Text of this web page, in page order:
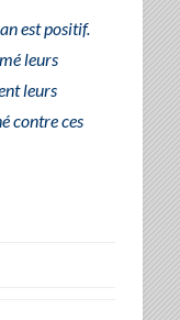
est positif.
leurs
leurs
contre ces